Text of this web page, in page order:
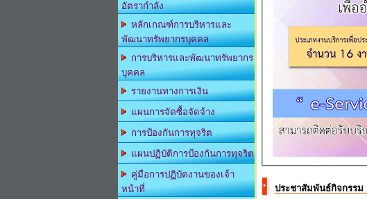
อัตรากำลัง
หลักเกณฑ์การบริหารและ
พัฒนาทรัพยากรบุคคล
การบริหารและพัฒนาทรัพยากร
บุคคล
รายงานทางการเงิน
แผนการจัดซื้อจัดจ้าง
การป้องกันการทุจริต
แผนปฏิบัติการป้องกันการทุจริต
คู่มือการปฏิบัตงานของเจ้า
หน้าที่
ประชาสัมพันธ์กิจกรรม